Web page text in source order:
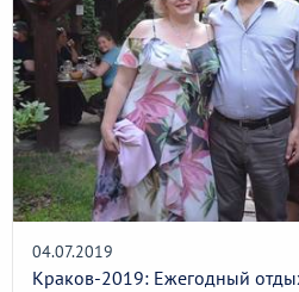
04.07.2019
Краков-2019: Ежегодный